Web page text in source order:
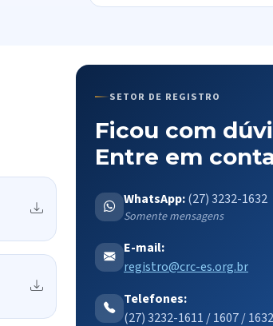
SETOR DE REGISTRO
Ficou com
Entre em
WhatsApp:(27) 3232-1632
Somente mensagens
E-mail:
registro@crc-es.org.br
Telefones:
(27) 3232-1611 / 1607 / 1632